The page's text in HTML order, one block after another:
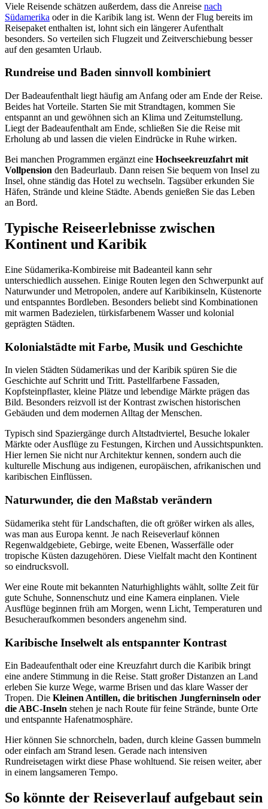
Viele Reisende schätzen außerdem, dass die Anreise nach
Südamerika oder in die Karibik lang ist. Wenn der Flug bereits im
Reisepaket enthalten ist, lohnt sich ein längerer Aufenthalt
besonders. So verteilen sich Flugzeit und Zeitverschiebung besser
auf den gesamten Urlaub.
Rundreise und Baden sinnvoll kombiniert
Der Badeaufenthalt liegt häufig am Anfang oder am Ende der Reise.
Beides hat Vorteile. Starten Sie mit Strandtagen, kommen Sie
entspannt an und gewöhnen sich an Klima und Zeitumstellung.
Liegt der Badeaufenthalt am Ende, schließen Sie die Reise mit
Erholung ab und lassen die vielen Eindrücke in Ruhe wirken.
Bei manchen Programmen ergänzt eine Hochseekreuzfahrt mit
Vollpension den Badeurlaub. Dann reisen Sie bequem von Insel zu
Insel, ohne ständig das Hotel zu wechseln. Tagsüber erkunden Sie
Häfen, Strände und kleine Städte. Abends genießen Sie das Leben
an Bord.
Typische Reiseerlebnisse zwischen
Kontinent und Karibik
Eine Südamerika-Kombireise mit Badeanteil kann sehr
unterschiedlich aussehen. Einige Routen legen den Schwerpunkt auf
Naturwunder und Metropolen, andere auf Karibikinseln, Küstenorte
und entspanntes Bordleben. Besonders beliebt sind Kombinationen
mit warmen Badezielen, türkisfarbenem Wasser und kolonial
geprägten Städten.
Kolonialstädte mit Farbe, Musik und Geschichte
In vielen Städten Südamerikas und der Karibik spüren Sie die
Geschichte auf Schritt und Tritt. Pastellfarbene Fassaden,
Kopfsteinpflaster, kleine Plätze und lebendige Märkte prägen das
Bild. Besonders reizvoll ist der Kontrast zwischen historischen
Gebäuden und dem modernen Alltag der Menschen.
Typisch sind Spaziergänge durch Altstadtviertel, Besuche lokaler
Märkte oder Ausflüge zu Festungen, Kirchen und Aussichtspunkten.
Hier lernen Sie nicht nur Architektur kennen, sondern auch die
kulturelle Mischung aus indigenen, europäischen, afrikanischen und
karibischen Einflüssen.
Naturwunder, die den Maßstab verändern
Südamerika steht für Landschaften, die oft größer wirken als alles,
was man aus Europa kennt. Je nach Reiseverlauf können
Regenwaldgebiete, Gebirge, weite Ebenen, Wasserfälle oder
tropische Küsten dazugehören. Diese Vielfalt macht den Kontinent
so eindrucksvoll.
Wer eine Route mit bekannten Naturhighlights wählt, sollte Zeit für
gute Schuhe, Sonnenschutz und eine Kamera einplanen. Viele
Ausflüge beginnen früh am Morgen, wenn Licht, Temperaturen und
Besucheraufkommen besonders angenehm sind.
Karibische Inselwelt als entspannter Kontrast
Ein Badeaufenthalt oder eine Kreuzfahrt durch die Karibik bringt
eine andere Stimmung in die Reise. Statt großer Distanzen an Land
erleben Sie kurze Wege, warme Brisen und das klare Wasser der
Tropen. Die Kleinen Antillen, die britischen Jungferninseln oder
die ABC-Inseln stehen je nach Route für feine Strände, bunte Orte
und entspannte Hafenatmosphäre.
Hier können Sie schnorcheln, baden, durch kleine Gassen bummeln
oder einfach am Strand lesen. Gerade nach intensiven
Rundreisetagen wirkt diese Phase wohltuend. Sie reisen weiter, aber
in einem langsameren Tempo.
So könnte der Reiseverlauf aufgebaut sein